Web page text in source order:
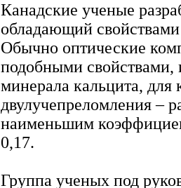
Канадские ученые
обладающий
Обычно оптические
подобными свойствами,
минерала кальцита, для
двулучепреломления –
наименьшим
0,17.
Группа ученых под